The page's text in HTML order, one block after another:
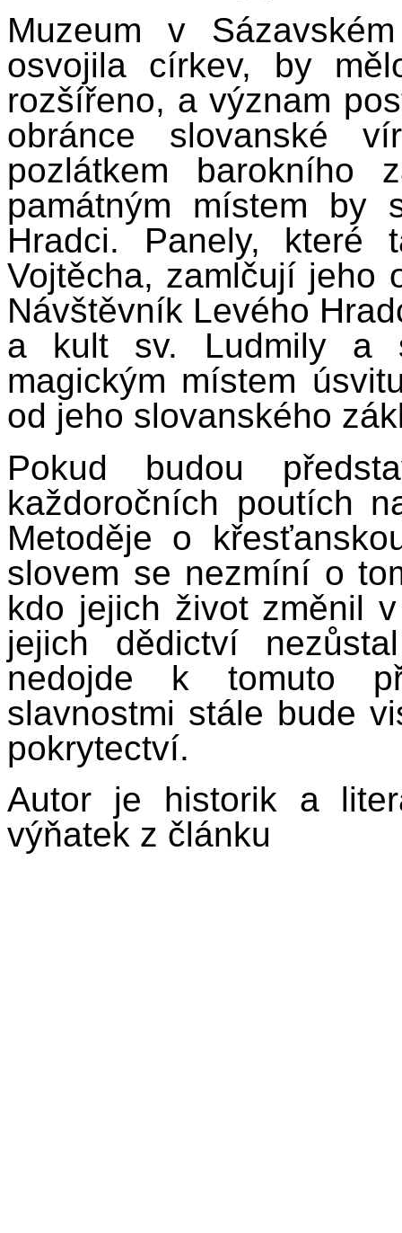
Muzeum v
osvojila církev, by
rozšířeno, a význam
obránce slovanské
pozlátkem barokního
památným místem by
Hradci. Panely, které
Vojtěcha, zamlčují jeho
Návštěvník Levého
a kult sv. Ludmily a
magickým místem
od jeho slovanského
Pokud budou
každoročních poutích
Metoděje o
slovem se nezmíní o
kdo jejich život změnil
jejich dědictví
nedojde k tomuto
slavnostmi stále bude
pokrytectví.
Autor je historik a
výňatek z článku